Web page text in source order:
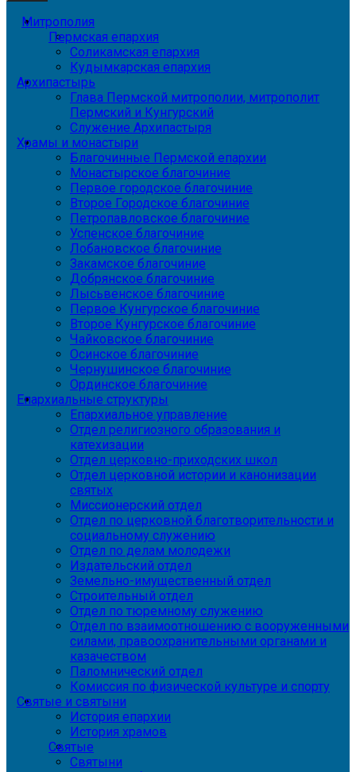
Митрополия
Пермская епархия
Соликамская епархия
Кудымкарская епархия
Архипастырь
Глава Пермской митрополии, митрополит
Пермский и Кунгурский
Служение Архипастыря
Храмы и монастыри
Благочинные Пермской епархии
Монастырское благочиние
Первое городское благочиние
Второе Городское благочиние
Петропавловское благочиние
Успенское благочиние
Лобановское благочиние
Закамское благочиние
Добрянское благочиние
Лысьвенское благочиние
Первое Кунгурское благочиние
Второе Кунгурское благочиние
Чайковское благочиние
Осинское благочиние
Чернушинское благочиние
Ординское благочиние
Епархиальные структуры
Епархиальное управление
Отдел религиозного образования и
катехизации
Отдел церковно-приходских школ
Отдел церковной истории и канонизации
святых
Миссионерский отдел
Отдел по церковной благотворительности и
социальному служению
Отдел по делам молодежи
Издательский отдел
Земельно-имущественный отдел
Строительный отдел
Отдел по тюремному служению
Отдел по взаимоотношению с вооруженными
силами, правоохранительными органами и
казачеством
Паломнический отдел
Комиссия по физической культуре и спорту
Святые и святыни
История епархии
История храмов
Святые
Святыни